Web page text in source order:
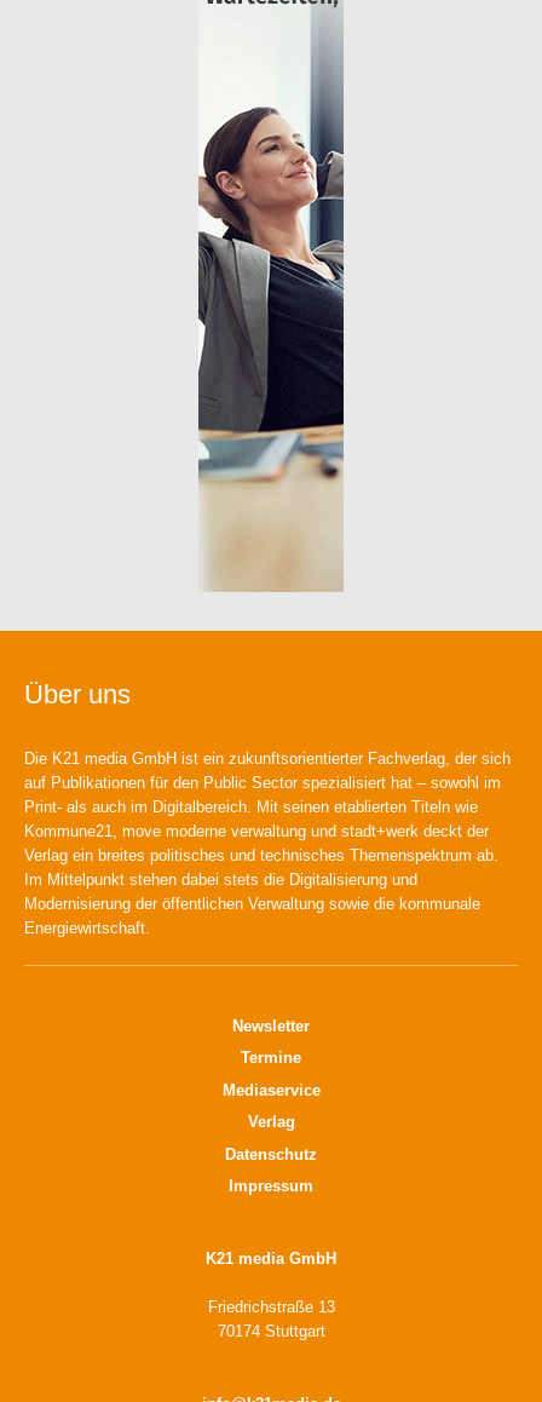
Über uns
Die K21 media GmbH ist ein zukunftsorientierter Fachverlag, der sich
auf Publikationen für den Public Sector spezialisiert hat – sowohl im
Print- als auch im Digitalbereich. Mit seinen etablierten Titeln wie
Kommune21, move moderne verwaltung und stadt+werk deckt der
Verlag ein breites politisches und technisches Themenspektrum ab.
Im Mittelpunkt stehen dabei stets die Digitalisierung und
Modernisierung der öffentlichen Verwaltung sowie die kommunale
Energiewirtschaft.
Newsletter
Termine
Mediaservice
Verlag
Datenschutz
Impressum
K21 media GmbH
Friedrichstraße 13
70174 Stuttgart